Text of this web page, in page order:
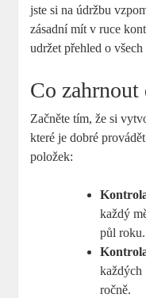
jste si na údržbu
zásadní mít v⁣ ruce
udržet přehled o
Co zahrnout
Začněte tím, že si
které ⁢je dobré
položek:
každý
půl roku.
každých
ročně.